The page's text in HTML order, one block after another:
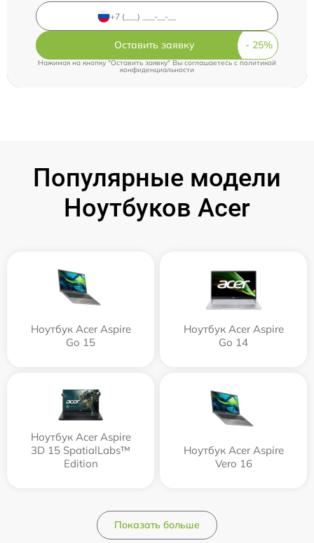
Оставить заявку
Нажимая на кнопку "Оставить заявку" Вы соглашаетесь c политикой
конфиденциальности
Популярные модели
Ноутбуков Acer
Ноутбук Acer Aspire
Go 15
Ноутбук Acer Aspire
Go 14
Ноутбук Acer Aspire
3D 15 SpatialLabs™
Edition
Ноутбук Acer Aspire
Vero 16
Показать больше